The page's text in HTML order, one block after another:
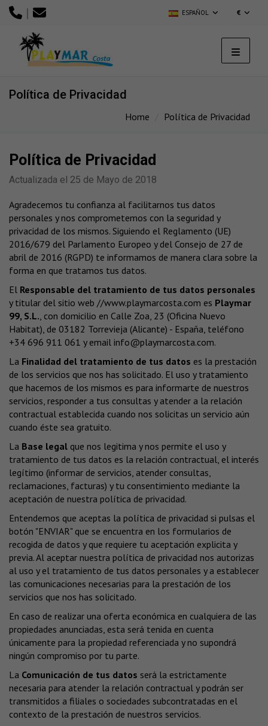
| ESPAÑOL €
Política de Privacidad
Home Política de Privacidad
Política de Privacidad
Actualizada el 25 de Mayo de 2018
Agradecemos tu confianza al facilitarnos tus datos
personales y nos comprometemos con la seguridad y
privacidad de los mismos. Siguiendo el Reglamento (UE)
2016/679 del Parlamento Europeo y del Consejo de 27 de
abril de 2016 (RGPD) te informamos de manera clara sobre la
forma en que tratamos tus datos.
El Responsable del tratamiento de tus datos personales
y titular del sitio web //www.playmarcosta.com es Playmar
99, S.L. , con domicilio en Calle Zoa, 23 (Oficina Nuevo
Habitat), de 03182 Torrevieja (Alicante) - España, teléfono
+34 696 911 061 y email info@playmarcosta.com.
La Finalidad del tratamiento de tus datos es la prestación
de los servicios que nos has solicitado. El uso y tratamiento
que hacemos de los mismos es para informarte de nuestros
servicios, responder a tus consultas y atender a la relación
contractual establecida cuando nos solicitas un servicio aún
cuando éste sea gratuito.
La Base legal que nos legitima y nos permite el uso y
tratamiento de tus datos es la relación contractual, el interés
legítimo (informar de servicios, atender consultas,
reclamaciones, facturas) y tu consentimiento mediante la
aceptación de nuestra política de privacidad.
Entendemos que aceptas la política de privacidad si pulsas el
botón "ENVIAR" que se encuentra en los formularios de
recogida de datos y que requiere tu aceptación explicita y
previa. Al aceptar nuestra política de privacidad nos autorizas
al uso y el tratamiento de tus datos personales y a establecer
las comunicaciones necesarias para la prestación de los
servicios que nos has solicitado.
En caso de realizar una oferta económica en cualquiera de las
propiedades anunciadas, esta será tenida en cuenta
únicamente para la propiedad referenciada y no supondrá
ningún compromiso por tu parte.
La Comunicación de tus datos será la estrictamente
necesaria para atender la relación contractual y podrán ser
transmitidos a filiales o sociedades subcontratadas en el
contexto de la prestación de nuestros servicios.